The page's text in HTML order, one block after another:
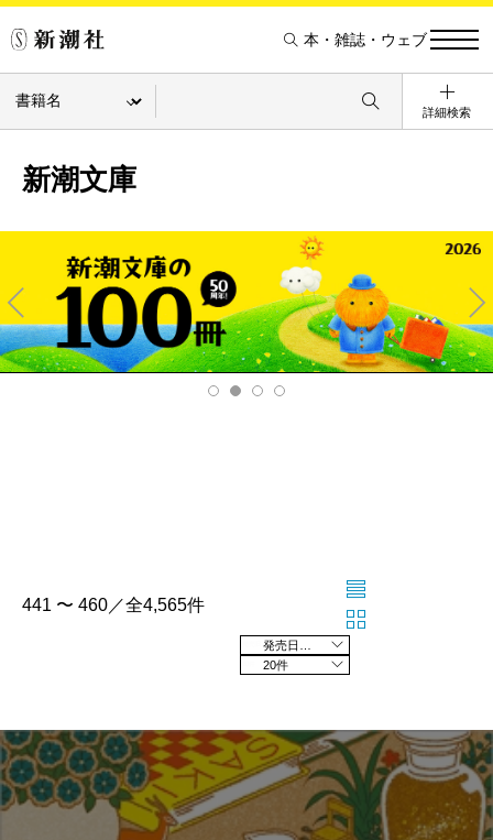
本・雑誌・ウェブ
詳細検索
新潮文庫
Pre
v
Ne
xt
441 〜 460／全4,565件
20件